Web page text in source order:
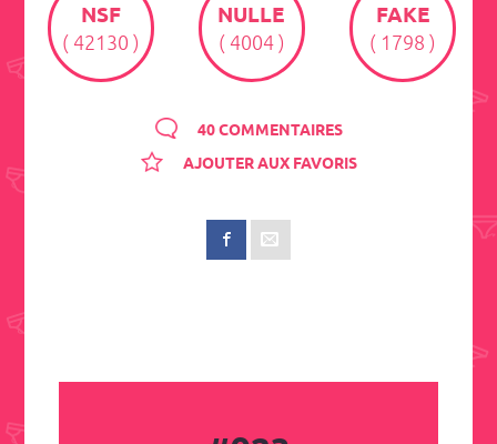
NSF
( 42130 )
NULLE
( 4004 )
FAKE
( 1798 )
40 COMMENTAIRES
AJOUTER AUX FAVORIS